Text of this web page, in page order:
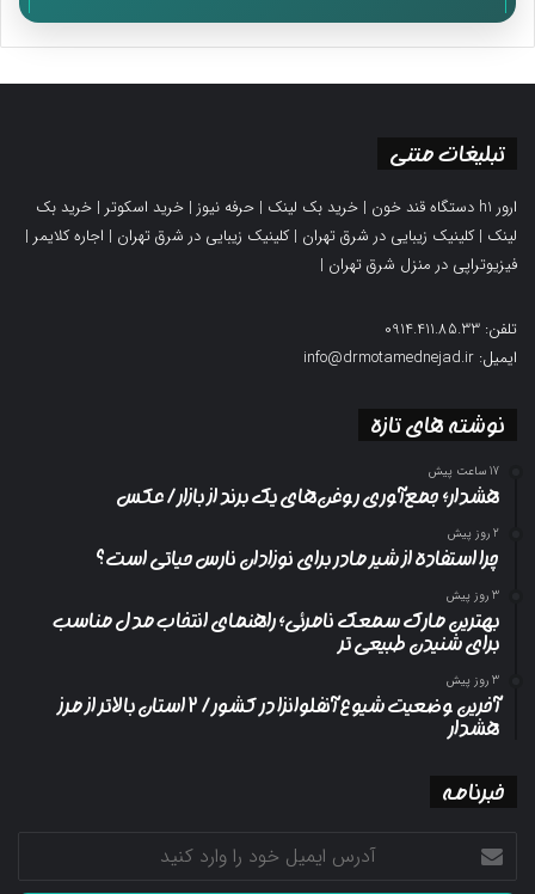
تبلیغات متنی
ارور h1 دستگاه قند خون | خرید بک لینک | حرفه نیوز | خرید اسکوتر | خرید بک
لینک |کلینیک زیبایی در شرق تهران |کلینیک زیبایی در شرق تهران | اجاره کلایمر |
فیزیوتراپی در منزل شرق تهران |
تلفن: 0914.411.85.33
ایمیل: info@drmotamednejad.ir
نوشته های تازه
17 ساعت پیش
هشدار؛ جمع‌آوری روغن‌های یک برند از بازار/ عکس
2 روز پیش
چرا استفاده از شیر مادر برای نوزادان نارس حیاتی است؟
3 روز پیش
بهترین مارک سمعک نامرئی؛ راهنمای انتخاب مدل مناسب
برای شنیدن طبیعی تر
3 روز پیش
آخرین وضعیت شیوع آنفلوانزا در کشور/ ۲ استان بالاتر از مرز
هشدار
خبرنامه
آدرس
ایمیل